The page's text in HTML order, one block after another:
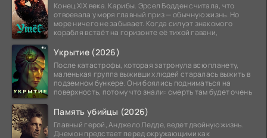
Конец XIX века. Карибы. Эрсел Бодден считала, что
отвоевала у моря главный приз — обычную жизнь. Но
море ничего не забывает. Когда силуэт знакомого
корабля встаёт на горизонте её тихой гавани,
Укрытие (2026)
После катастрофы, которая затронула всю планету,
маленькая группа выживших людей старалась выжить в
подземном бункере. Они боялись подниматься на
поверхность, потому что знали: смерть там будет очень
Память убийцы (2026)
Главный герой, Анджело Ледде, ведет двойную жизнь.
Днем он предстает перед окружающими как